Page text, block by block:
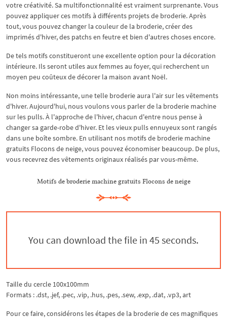
votre créativité. Sa multifonctionnalité est vraiment surprenante. Vous
pouvez appliquer ces motifs à différents projets de broderie. Après
tout, vous pouvez changer la couleur de la broderie, créer des
imprimés d'hiver, des patchs en feutre et bien d'autres choses encore.
De tels motifs constitueront une excellente option pour la décoration
intérieure. Ils seront utiles aux femmes au foyer, qui recherchent un
moyen peu coûteux de décorer la maison avant Noël.
Non moins intéressante, une telle broderie aura l'air sur les vêtements
d'hiver. Aujourd'hui, nous voulons vous parler de la broderie machine
sur les pulls. À l'approche de l'hiver, chacun d'entre nous pense à
changer sa garde-robe d'hiver. Et les vieux pulls ennuyeux sont rangés
dans une boîte sombre. En utilisant nos motifs de broderie machine
gratuits Flocons de neige, vous pouvez économiser beaucoup. De plus,
vous recevrez des vêtements originaux réalisés par vous-même.
Motifs de broderie machine gratuits Flocons de neige
You can download the file in 44 seconds.
Taille du cercle 100x100mm
Formats : .dst, .jef, .pec, .vip, .hus, .pes, .sew, .exp, .dat, .vp3, art
Pour ce faire, considérons les étapes de la broderie de ces magnifiques